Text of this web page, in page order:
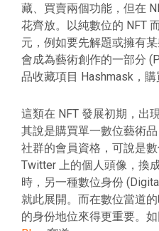
藏、買賣兩個功能，但在
花齊放。以純數位的 NFT
元，例如要先解題或擁有
會成為藝術創作的一部分
品收藏項目 Hashmask，購
這類在 NFT 發展初期，出
其說是購買單一數位藝術
社群的會員資格，可說是
Twitter 上的個人頭像，換
時，另一種數位身份
就此展開。而在數位當道
的身份地位來得更重要。